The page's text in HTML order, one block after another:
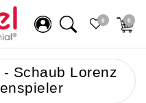
0 0
Schaub Lorenz